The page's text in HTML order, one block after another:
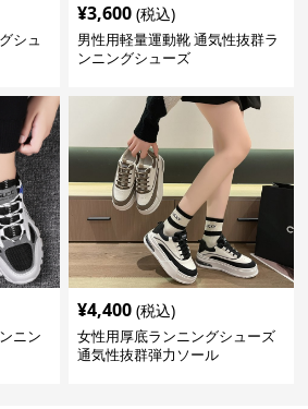
シュ
¥3,600 (税込)
男性用軽量運動靴 通気性抜群ラ
ンニングシューズ
ニン
¥4,400 (税込)
女性用厚底ランニングシューズ
通気性抜群弾力ソール